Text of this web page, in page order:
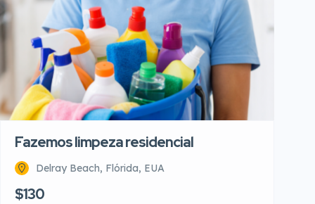
Fazemos limpeza residencial
Delray Beach, Flórida, EUA
$130